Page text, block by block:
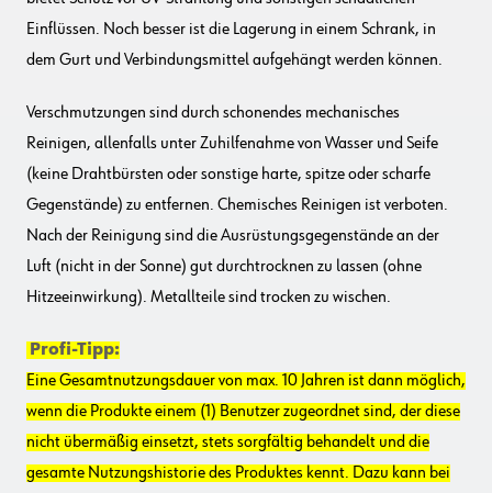
Einflüssen. Noch besser ist die Lagerung in einem Schrank, in
dem Gurt und Verbindungsmittel aufgehängt werden können.
Verschmutzungen sind durch schonendes mechanisches
Reinigen, allenfalls unter Zuhilfenahme von Wasser und Seife
(keine Drahtbürsten oder sonstige harte, spitze oder scharfe
Gegenstände) zu entfernen. Chemisches Reinigen ist verboten.
Nach der Reinigung sind die Ausrüstungsgegenstände an der
Luft (nicht in der Sonne) gut durchtrocknen zu lassen (ohne
Hitzeeinwirkung). Metallteile sind trocken zu wischen.
Profi-Tipp:
Eine Gesamtnutzungsdauer von max. 10 Jahren ist dann möglich,
wenn die Produkte einem (1) Benutzer zugeordnet sind, der diese
nicht übermäßig einsetzt, stets sorgfältig behandelt und die
gesamte Nutzungshistorie des Produktes kennt. Dazu kann bei